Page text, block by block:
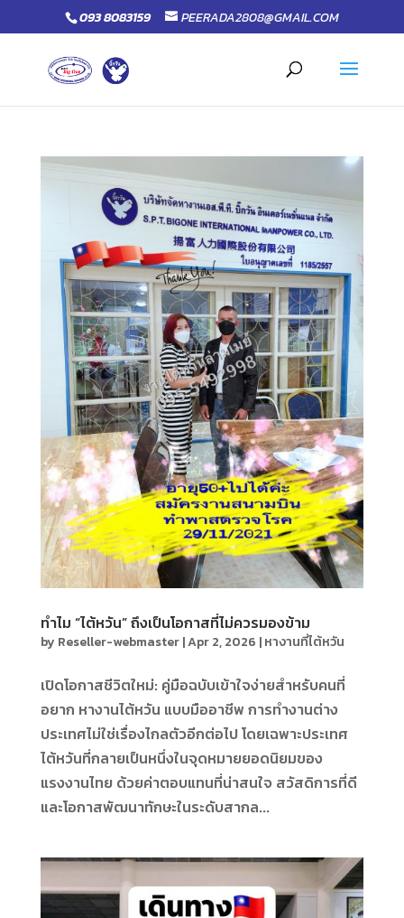
093 8083159 PEERADA2808@GMAIL.COM
ทำไม “ไต้หวัน” ถึงเป็นโอกาสที่ไม่ควรมองข้าม
by Reseller-webmaster|Apr 2, 2026 |หางานที่ไต้หวัน
เปิดโอกาสชีวิตใหม่: คู่มือฉบับเข้าใจง่ายสำหรับคนที่
อยาก หางานไต้หวัน แบบมืออาชีพ การทำงานต่าง
ประเทศไม่ใช่เรื่องไกลตัวอีกต่อไป โดยเฉพาะประเทศ
ไต้หวันที่กลายเป็นหนึ่งในจุดหมายยอดนิยมของ
แรงงานไทย ด้วยค่าตอบแทนที่น่าสนใจ สวัสดิการที่ดี
และโอกาสพัฒนาทักษะในระดับสากล...